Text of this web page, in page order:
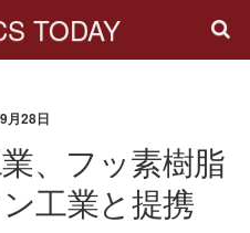
TODAY
月28日
、フッ素樹脂
工業と提携